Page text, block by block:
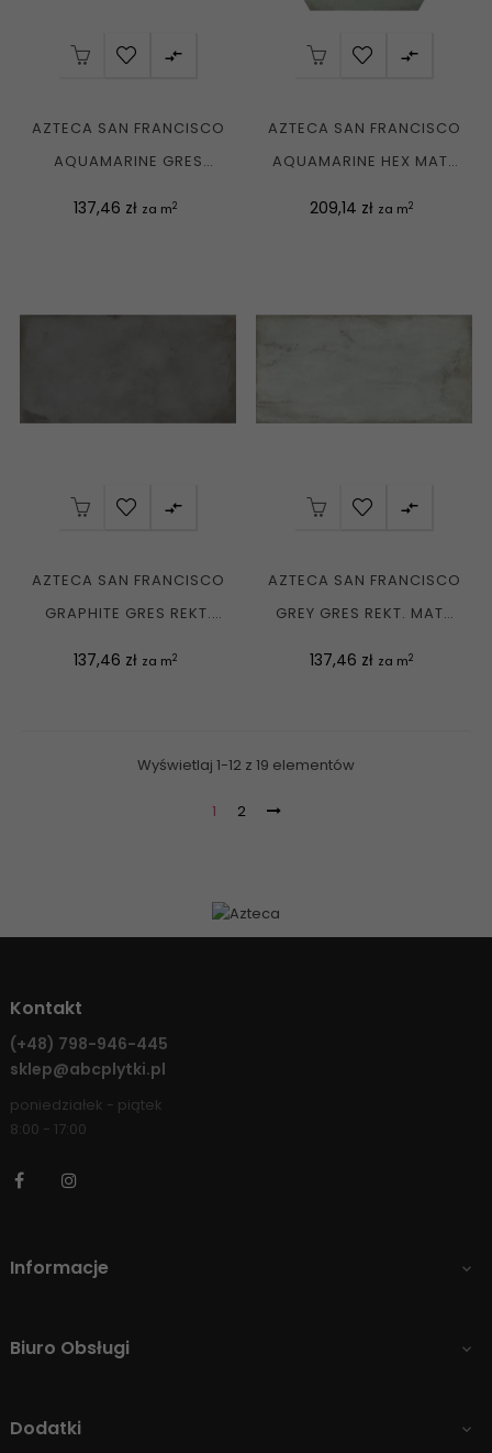

AZTECA SAN FRANCISCO
AQUAMARINE GRES
Cena
137,46 zł za m2

AZTECA SAN FRANCISCO
AQUAMARINE HEX MATT
Cena
209,14 zł za m2

AZTECA SAN FRANCISCO
GRAPHITE GRES REKT.
Cena
137,46 zł za m2

AZTECA SAN FRANCISCO
GREY GRES REKT. MATT
Cena
137,46 zł za m2
Wyświetlaj 1-12 z 19 elementów
1 2
Kontakt
(+48) 798-946-445
sklep@abcplytki.pl
poniedziałek - piątek
8:00 - 17:00
Facebook
Informacje 
Biuro Obsługi 
Dodatki 